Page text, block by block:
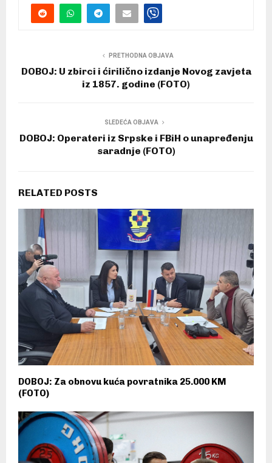
PRETHODNA OBJAVA
DOBOJ: U zbirci i ćirilično izdanje Novog zavjeta
iz 1857. godine (FOTO)
SLEDEĆA OBJAVA
DOBOJ: Operateri iz Srpske i FBiH o unapređenju
saradnje (FOTO)
RELATED POSTS
DOBOJ: Za obnovu kuća povratnika 25.000 KM
(FOTO)